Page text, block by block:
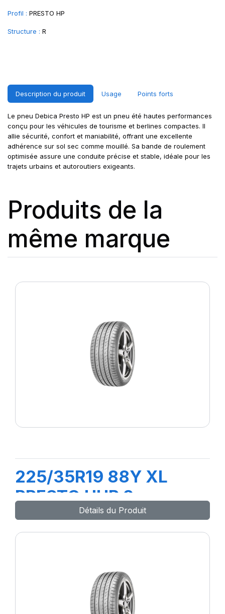
Profil : PRESTO HP
Structure : R
Description du produit Usage Points forts
Le pneu Debica Presto HP est un pneu été hautes performances
conçu pour les véhicules de tourisme et berlines compactes. Il
allie sécurité, confort et maniabilité, offrant une excellente
adhérence sur sol sec comme mouillé. Sa bande de roulement
optimisée assure une conduite précise et stable, idéale pour les
trajets urbains et autoroutiers exigeants.
Produits de la
même marque
225/35R19 88Y XL
PRESTO UHP 2
Détails du Produit